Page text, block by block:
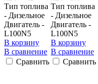
Тип топлива
- Дизельное
Двигатель -
L100N5
В корзину
В сравнение
Сравнить
Тип топлива
- Дизельное
Двигатель -
L100N5
В корзину
В сравнение
Сравнить